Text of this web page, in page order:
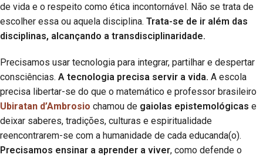
de vida e o respeito como ética incontornável. Não se trata de
escolher essa ou aquela disciplina. Trata-se de ir além das
disciplinas, alcançando a transdisciplinaridade.
Precisamos usar tecnologia para integrar, partilhar e despertar
consciências. A tecnologia precisa servir a vida. A escola
precisa libertar-se do que o matemático e professor brasileiro
Ubiratan d’Ambrosio chamou de gaiolas epistemológicas e
deixar saberes, tradições, culturas e espiritualidade
reencontrarem-se com a humanidade de cada educanda(o).
Precisamos ensinar a aprender a viver, como defende o